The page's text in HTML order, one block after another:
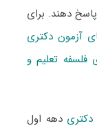
دهند. برای
آزمون دکتری
فلسفه تعلیم و
دکتری دهه اول